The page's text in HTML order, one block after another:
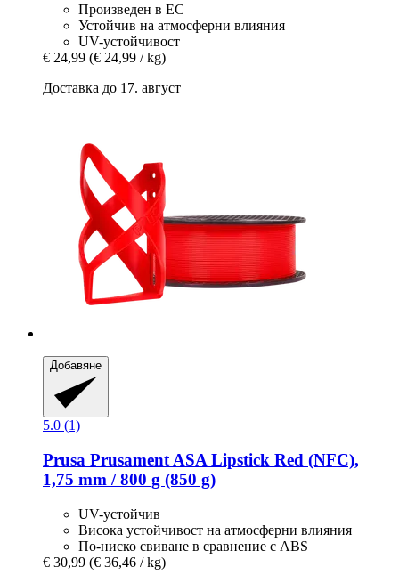
Произведен в ЕС
Устойчив на атмосферни влияния
UV-устойчивост
€ 24,99 (€ 24,99 / kg)
Доставка до 17. август
Добавяне
5.0 (1)
Prusa Prusament ASA Lipstick Red (NFC),
1,75 mm / 800 g (850 g)
UV-устойчив
Висока устойчивост на атмосферни влияния
По-ниско свиване в сравнение с ABS
€ 30,99 (€ 36,46 / kg)